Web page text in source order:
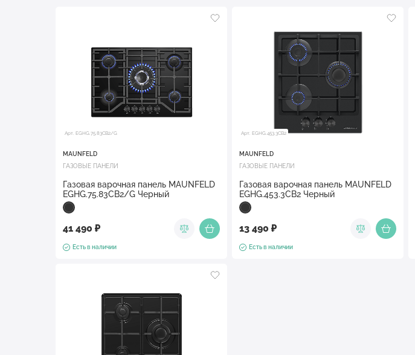
Арт. EGHG.75.83CB2/G
MAUNFELD
ГАЗОВЫЕ ПАНЕЛИ
Газовая варочная панель MAUNFELD
EGHG.75.83CB2/G Черный
41 490 ₽
Есть в наличии
Арт. EGHG.453.3CB2
MAUNFELD
ГАЗОВЫЕ ПАНЕЛИ
Газовая варочная панель MAUNFELD
EGHG.453.3CB2 Черный
13 490 ₽
Есть в наличии